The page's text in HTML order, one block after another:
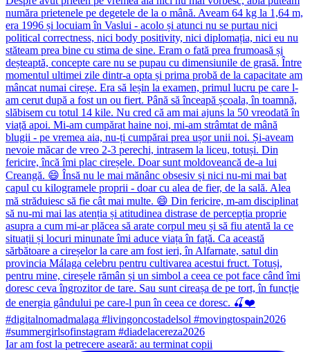
Iar am fost la petrecere aseară: au terminat copii